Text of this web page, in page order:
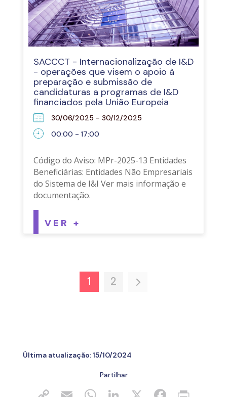
SACCCT - Internacionalização de I&D
- operações que visem o apoio à
preparação e submissão de
candidaturas a programas de I&D
financiados pela União Europeia
30/06/2025 - 30/12/2025
00:00 - 17:00
Código do Aviso: MPr-2025-13 Entidades
Beneficiárias: Entidades Não Empresariais
do Sistema de I&I Ver mais informação e
documentação.
VER +
1 2
Última atualização:15/10/2024
Partilhar